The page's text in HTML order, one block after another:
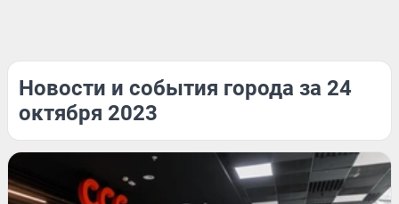
Новости и события города за 24
октября 2023